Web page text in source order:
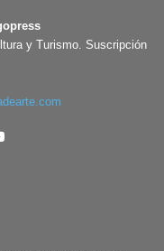
y Turismo. Suscripción